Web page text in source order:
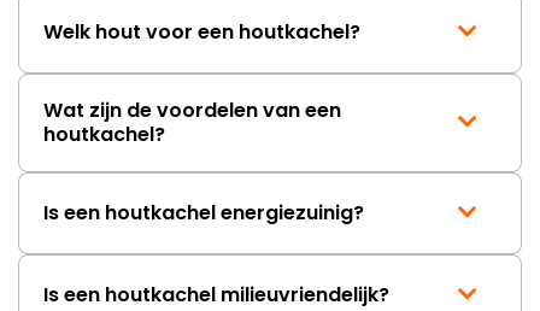
Welk hout voor een houtkachel?
Wat zijn de voordelen van een
houtkachel?
Is een houtkachel energiezuinig?
Is een houtkachel milieuvriendelijk?